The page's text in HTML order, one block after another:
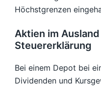
Höchstgrenzen
Aktien im
Steuererklärung
Bei einem Depot bei
Dividenden und